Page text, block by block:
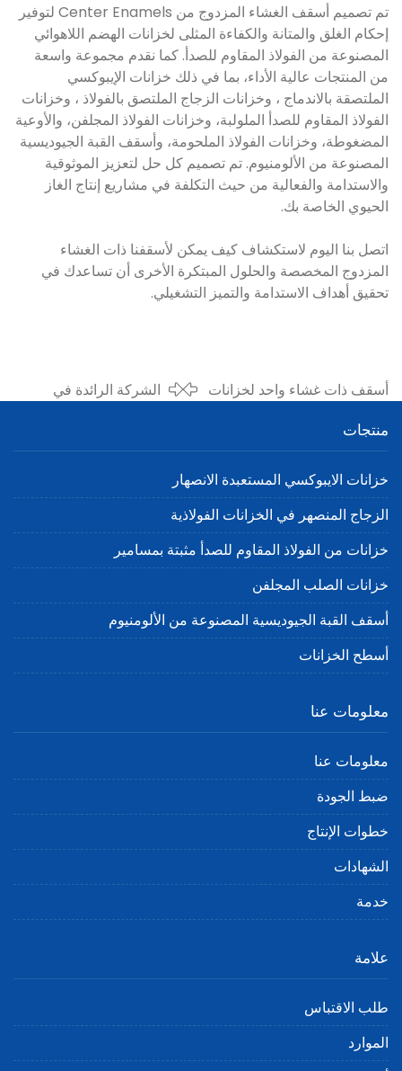
تم تصميم أسقف الغشاء المزدوج من Center Enamels لتوفير
إحكام الغلق والمتانة والكفاءة المثلى لخزانات الهضم اللاهوائي
المصنوعة من الفولاذ المقاوم للصدأ. كما نقدم مجموعة واسعة
من المنتجات عالية الأداء، بما في ذلك خزانات الإيبوكسي
الملتصقة بالاندماج ، وخزانات الزجاج الملتصق بالفولاذ ، وخزانات
الفولاذ المقاوم للصدأ الملولبة، وخزانات الفولاذ المجلفن، والأوعية
المضغوطة، وخزانات الفولاذ الملحومة، وأسقف القبة الجيوديسية
المصنوعة من الألومنيوم. تم تصميم كل حل لتعزيز الموثوقية
والاستدامة والفعالية من حيث التكلفة في مشاريع إنتاج الغاز
الحيوي الخاصة بك.
اتصل بنا اليوم لاستكشاف كيف يمكن لأسقفنا ذات الغشاء
المزدوج المخصصة والحلول المبتكرة الأخرى أن تساعدك في
تحقيق أهداف الاستدامة والتميز التشغيلي.
أسقف ذات غشاء واحد لخزانات
حيث التكلفة ومحكمة الإغلاق
الشركة الرائدة في
المركز
منتجات
خزانات الايبوكسي المستعبدة الانصهار
الزجاج المنصهر في الخزانات الفولاذية
خزانات من الفولاذ المقاوم للصدأ مثبتة بمسامير
خزانات الصلب المجلفن
أسقف القبة الجيوديسية المصنوعة من الألومنيوم
أسطح الخزانات
معلومات عنا
معلومات عنا
ضبط الجودة
خطوات الإنتاج
الشهادات
خدمة
علامة
طلب الاقتباس
الموارد